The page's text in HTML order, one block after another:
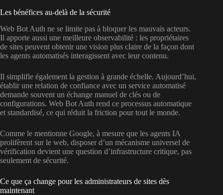
Les bénéfices au-delà de la sécurité
Web Bot Auth ne se limite pas à bloquer les mauvais acteurs.
Il apporte aussi une meilleure observabilité : les propriétaires
de sites peuvent obtenir une vision plus claire de la façon dont
les agents automatisés interagissent avec leur contenu.
Il simplifie également la gestion à grande échelle. Aujourd’hui,
établir une relation de confiance avec un service automatisé
demande souvent un échange manuel de clés ou de
configurations. Web Bot Auth rend ce processus automatique
et standardisé, ce qui réduit la friction pour tout le monde.
Comme le mentionne Google, à mesure que les agents IA
prolifèrent sur le web, disposer d’un mécanisme universel de
vérification devient une question d’infrastructure critique, pas
seulement de sécurité.
Ce que ça change pour les administrateurs de sites dès
maintenant